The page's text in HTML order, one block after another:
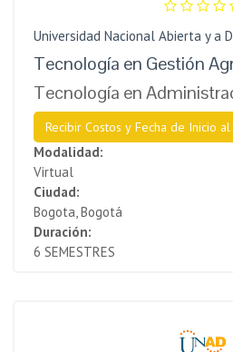
Universidad Nacional Abierta y a
Tecnología en Gestión
Tecnología en
Recibir Costos y Fecha de Inicio
Modalidad:
Virtual
Ciudad:
Bogota, Bogotá
Duración:
6 SEMESTRES